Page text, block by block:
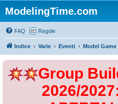
ModelingTime.com
FAQ Regole
Indice Varie Eventi Model Game
Group
2026/